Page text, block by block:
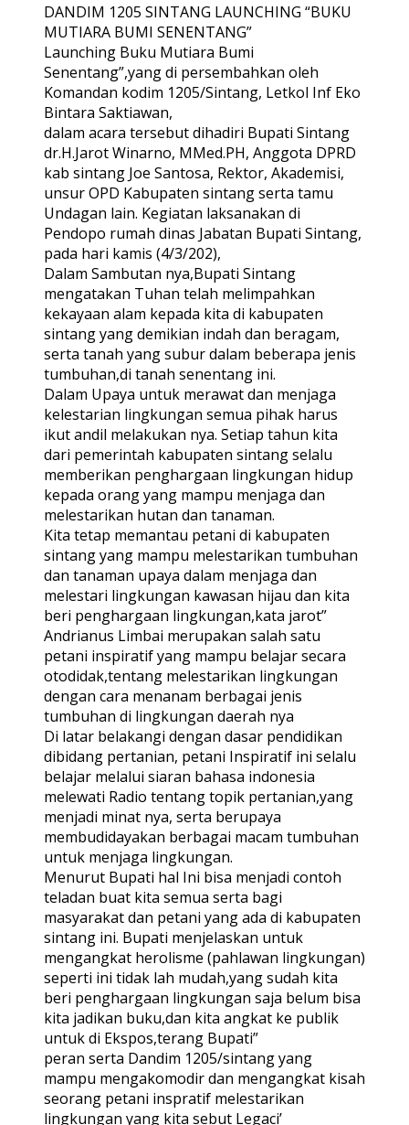
DANDIM 1205 SINTANG LAUNCHING “BUKU
MUTIARA BUMI SENENTANG”
Launching Buku Mutiara Bumi
Senentang”,yang di persembahkan oleh
Komandan kodim 1205/Sintang, Letkol Inf Eko
Bintara Saktiawan,
dalam acara tersebut dihadiri Bupati Sintang
dr.H.Jarot Winarno, MMed.PH, Anggota DPRD
kab sintang Joe Santosa, Rektor, Akademisi,
unsur OPD Kabupaten sintang serta tamu
Undagan lain. Kegiatan laksanakan di
Pendopo rumah dinas Jabatan Bupati Sintang,
pada hari kamis (4/3/202),
Dalam Sambutan nya,Bupati Sintang
mengatakan Tuhan telah melimpahkan
kekayaan alam kepada kita di kabupaten
sintang yang demikian indah dan beragam,
serta tanah yang subur dalam beberapa jenis
tumbuhan,di tanah senentang ini.
Dalam Upaya untuk merawat dan menjaga
kelestarian lingkungan semua pihak harus
ikut andil melakukan nya. Setiap tahun kita
dari pemerintah kabupaten sintang selalu
memberikan penghargaan lingkungan hidup
kepada orang yang mampu menjaga dan
melestarikan hutan dan tanaman.
Kita tetap memantau petani di kabupaten
sintang yang mampu melestarikan tumbuhan
dan tanaman upaya dalam menjaga dan
melestari lingkungan kawasan hijau dan kita
beri penghargaan lingkungan,kata jarot”
Andrianus Limbai merupakan salah satu
petani inspiratif yang mampu belajar secara
otodidak,tentang melestarikan lingkungan
dengan cara menanam berbagai jenis
tumbuhan di lingkungan daerah nya
Di latar belakangi dengan dasar pendidikan
dibidang pertanian, petani Inspiratif ini selalu
belajar melalui siaran bahasa indonesia
melewati Radio tentang topik pertanian,yang
menjadi minat nya, serta berupaya
membudidayakan berbagai macam tumbuhan
untuk menjaga lingkungan.
Menurut Bupati hal Ini bisa menjadi contoh
teladan buat kita semua serta bagi
masyarakat dan petani yang ada di kabupaten
sintang ini. Bupati menjelaskan untuk
mengangkat herolisme (pahlawan lingkungan)
seperti ini tidak lah mudah,yang sudah kita
beri penghargaan lingkungan saja belum bisa
kita jadikan buku,dan kita angkat ke publik
untuk di Ekspos,terang Bupati”
peran serta Dandim 1205/sintang yang
mampu mengakomodir dan mengangkat kisah
seorang petani inspratif melestarikan
lingkungan yang kita sebut Legaci’